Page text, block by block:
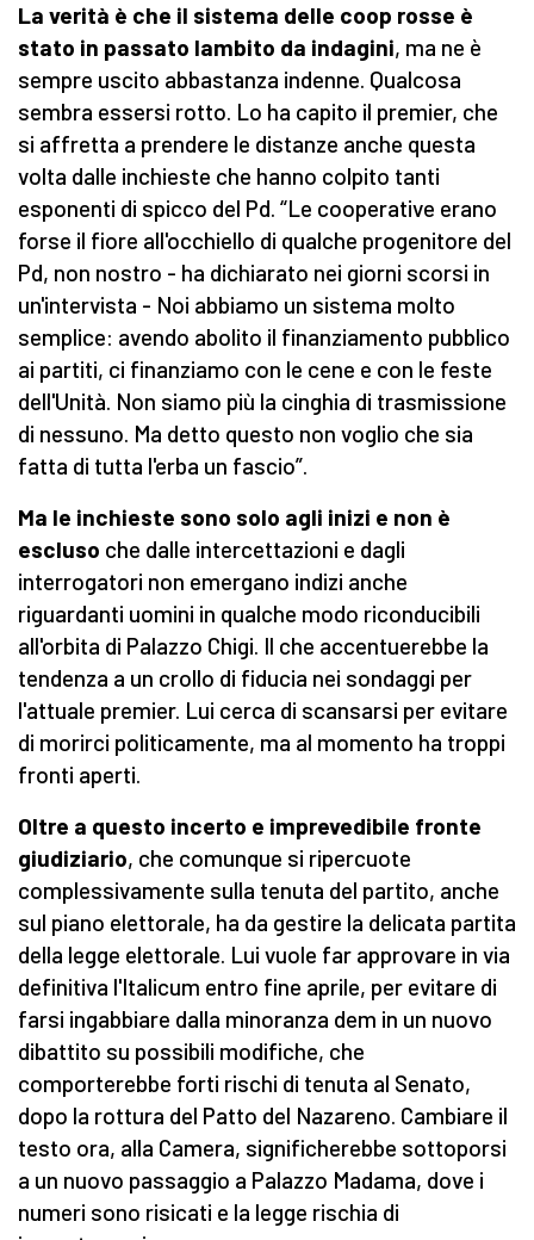
La verità è che il sistema delle coop rosse è
stato in passato lambito da indagini, ma ne è
sempre uscito abbastanza indenne. Qualcosa
sembra essersi rotto. Lo ha capito il premier, che
si affretta a prendere le distanze anche questa
volta dalle inchieste che hanno colpito tanti
esponenti di spicco del Pd. “Le cooperative erano
forse il fiore all'occhiello di qualche progenitore del
Pd, non nostro - ha dichiarato nei giorni scorsi in
un'intervista - Noi abbiamo un sistema molto
semplice: avendo abolito il finanziamento pubblico
ai partiti, ci finanziamo con le cene e con le feste
dell'Unità. Non siamo più la cinghia di trasmissione
di nessuno. Ma detto questo non voglio che sia
fatta di tutta l'erba un fascio”.
Ma le inchieste sono solo agli inizi e non è
escluso che dalle intercettazioni e dagli
interrogatori non emergano indizi anche
riguardanti uomini in qualche modo riconducibili
all'orbita di Palazzo Chigi. Il che accentuerebbe la
tendenza a un crollo di fiducia nei sondaggi per
l'attuale premier. Lui cerca di scansarsi per evitare
di morirci politicamente, ma al momento ha troppi
fronti aperti.
Oltre a questo incerto e imprevedibile fronte
giudiziario, che comunque si ripercuote
complessivamente sulla tenuta del partito, anche
sul piano elettorale, ha da gestire la delicata partita
della legge elettorale. Lui vuole far approvare in via
definitiva l'Italicum entro fine aprile, per evitare di
farsi ingabbiare dalla minoranza dem in un nuovo
dibattito su possibili modifiche, che
comporterebbe forti rischi di tenuta al Senato,
dopo la rottura del Patto del Nazareno. Cambiare il
testo ora, alla Camera, significherebbe sottoporsi
a un nuovo passaggio a Palazzo Madama, dove i
numeri sono risicati e la legge rischia di